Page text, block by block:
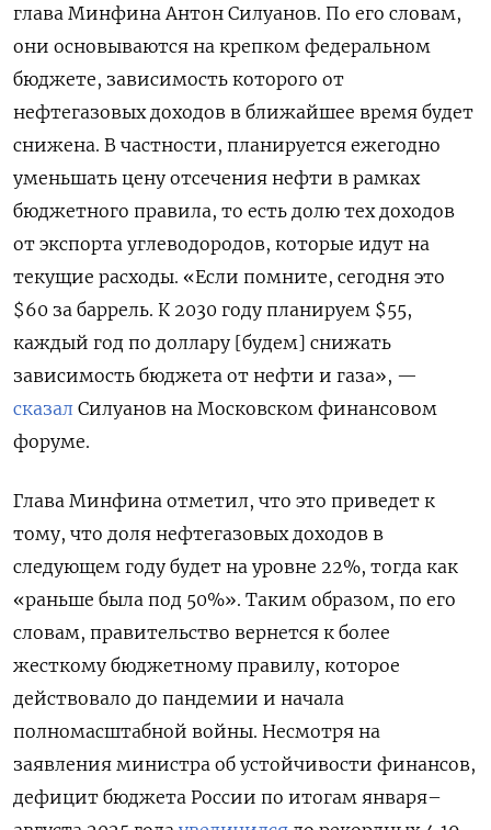
глава Минфина Антон Силуанов. По его словам,
они основываются на крепком федеральном
бюджете, зависимость которого от
нефтегазовых доходов в ближайшее время будет
снижена. В частности, планируется ежегодно
уменьшать цену отсечения нефти в рамках
бюджетного правила, то есть долю тех доходов
от экспорта углеводородов, которые идут на
текущие расходы. «Если помните, сегодня это
$60 за баррель. К 2030 году планируем $55,
каждый год по доллару [будем] снижать
зависимость бюджета от нефти и газа», —
сказал Силуанов на Московском финансовом
форуме.
Глава Минфина отметил, что это приведет к
тому, что доля нефтегазовых доходов в
следующем году будет на уровне 22%, тогда как
«раньше была под 50%». Таким образом, по его
словам, правительство вернется к более
жесткому бюджетному правилу, которое
действовало до пандемии и начала
полномасштабной войны. Несмотря на
заявления министра об устойчивости финансов,
дефицит бюджета России по итогам января–